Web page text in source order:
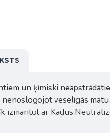
un ķīmiski
veselīgās
izmantot ar Kadus